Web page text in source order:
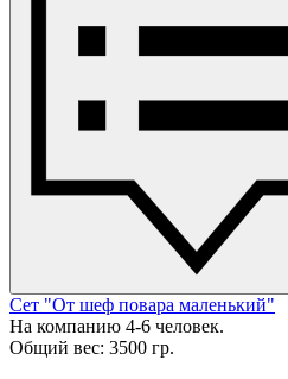
Сет "От шеф повара маленький"
На компанию 4-6 человек.
Общий вес: 3500 гр.